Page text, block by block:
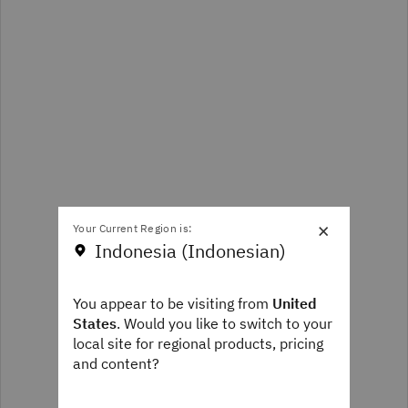
×
Your Current Region is:
Indonesia (Indonesian)
You appear to be visiting from United
States. Would you like to switch to your
local site for regional products, pricing
and content?